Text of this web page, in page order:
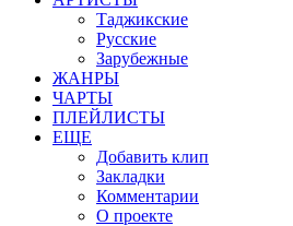
Таджикские
Русские
Зарубежные
ЖАНРЫ
ЧАРТЫ
ПЛЕЙЛИСТЫ
ЕЩЕ
Добавить клип
Закладки
Комментарии
О проекте